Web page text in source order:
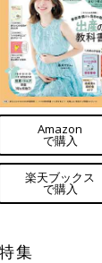
Amazon
で購入
楽天ブックス
で購入
集